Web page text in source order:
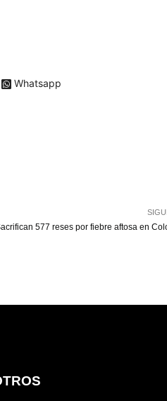
Whatsapp
577 reses por fiebre aftosa en